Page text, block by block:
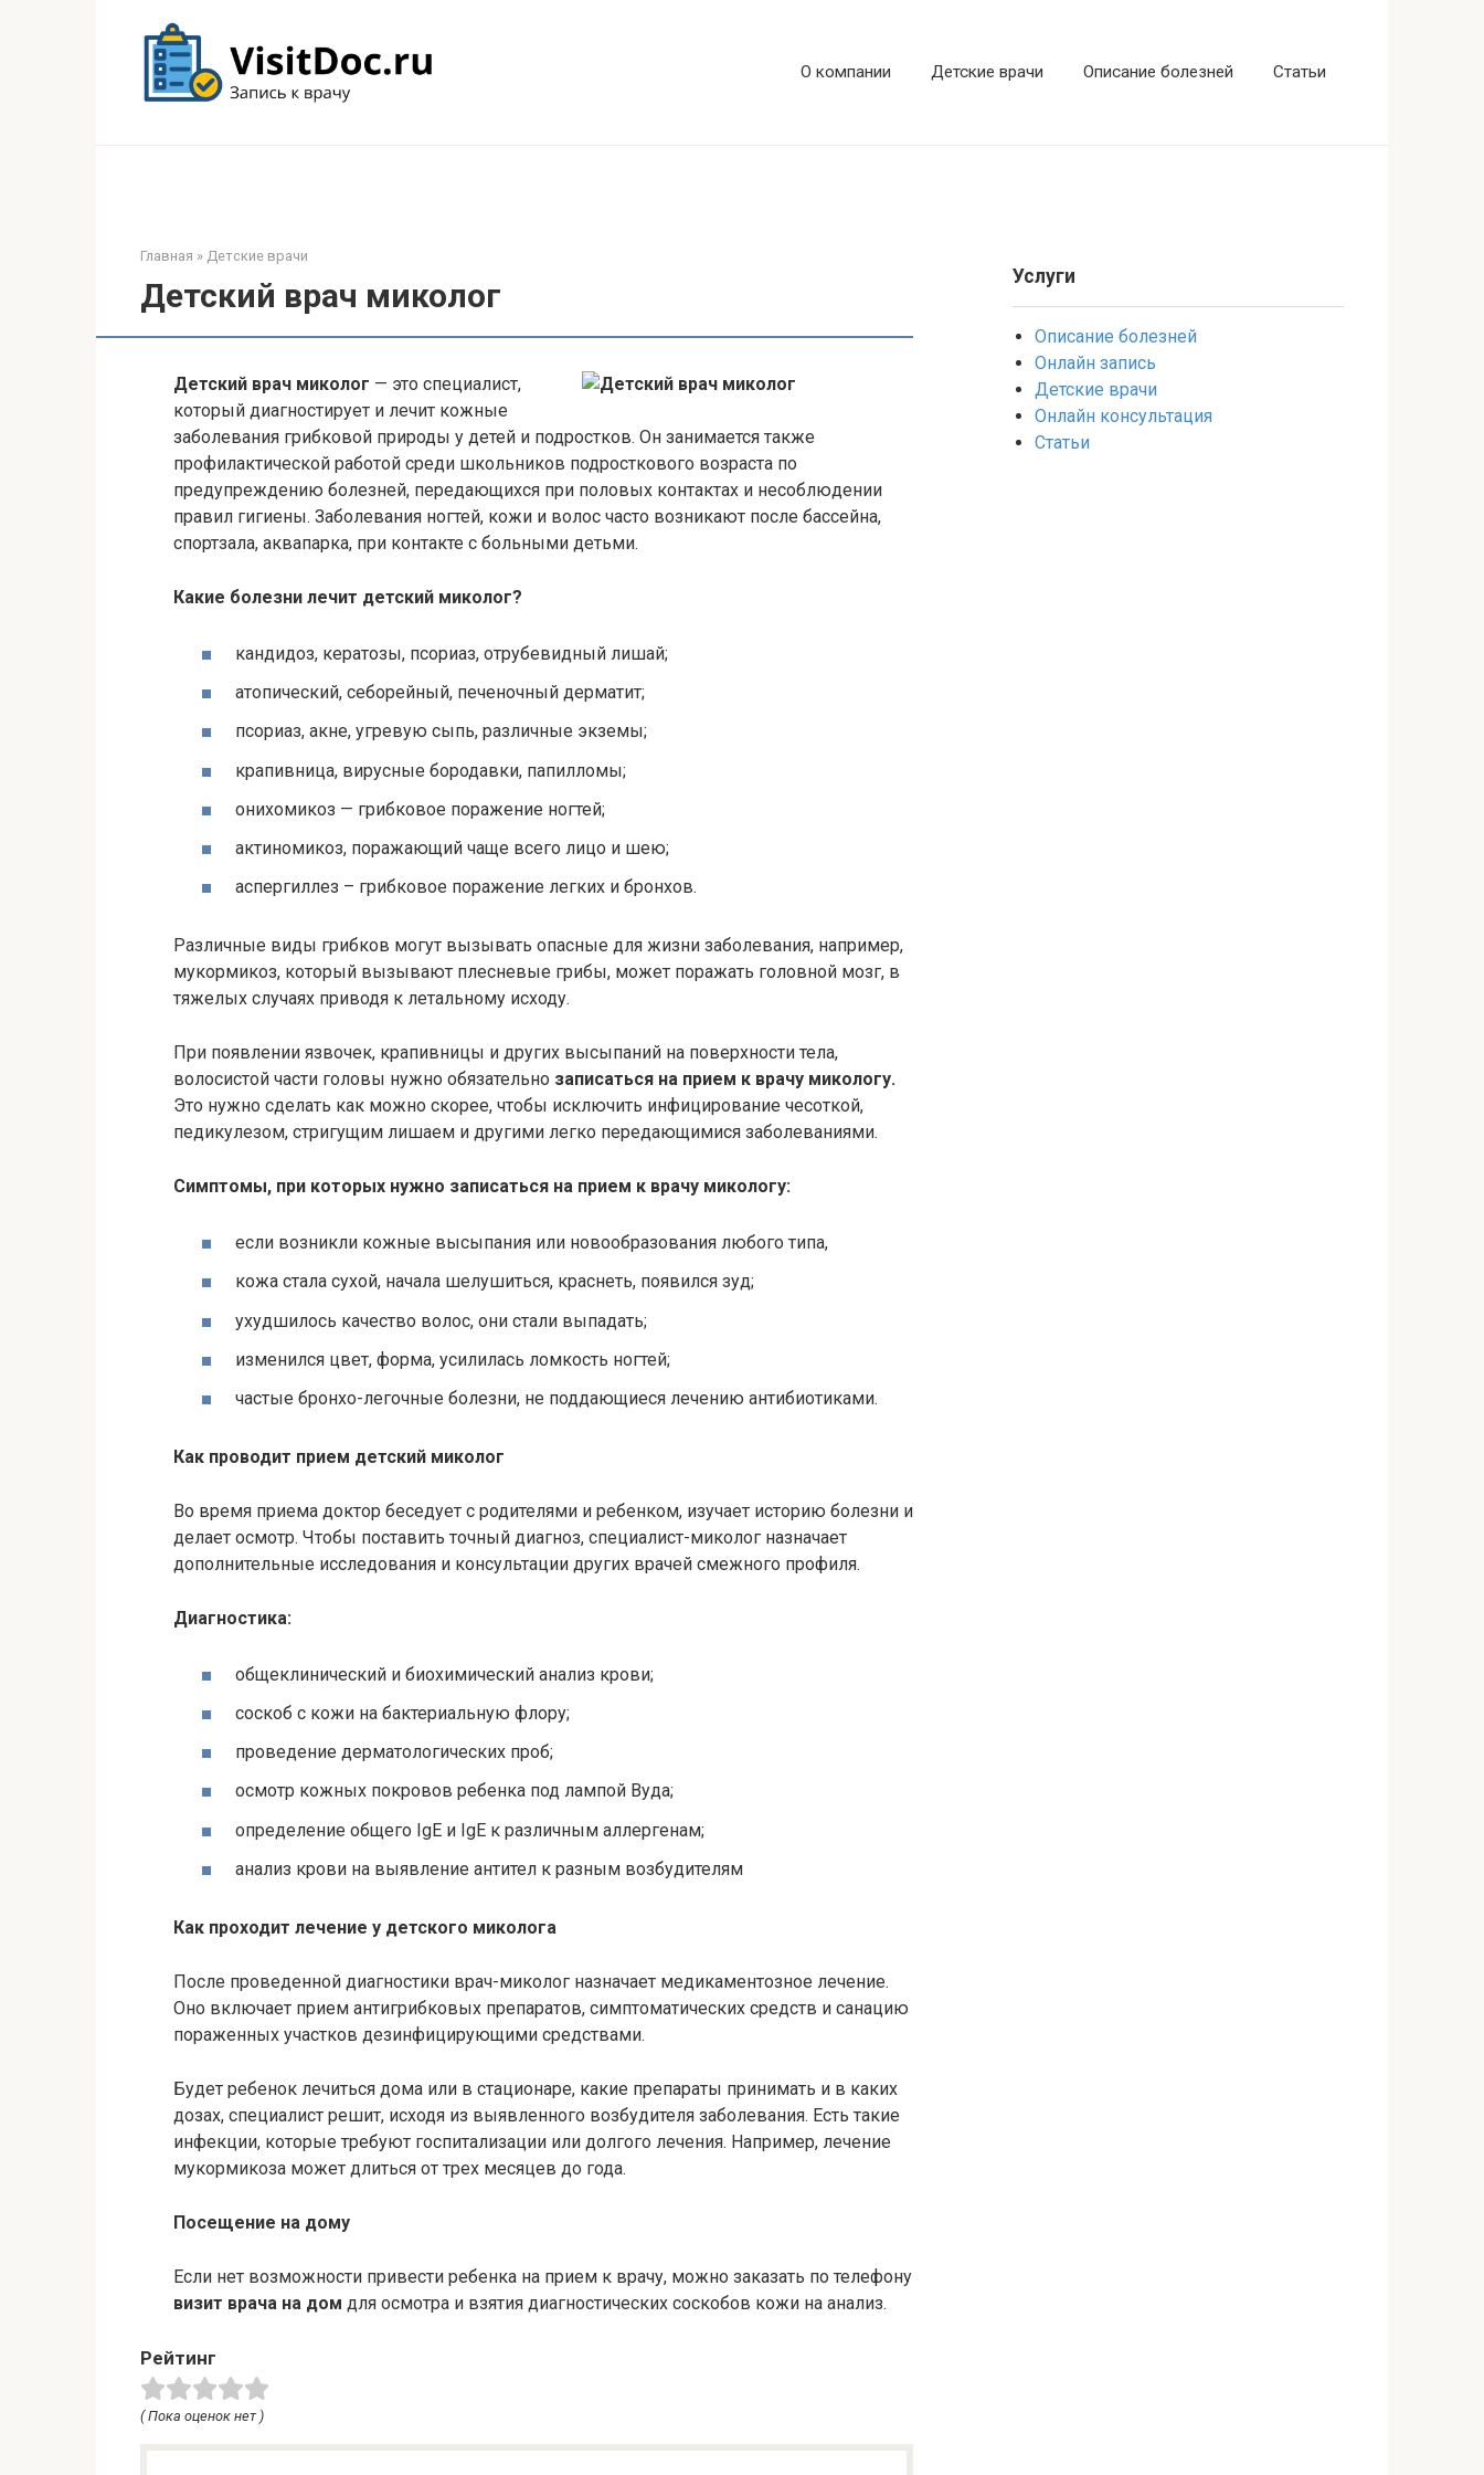
О компании Детские врачи Описание болезней Статьи
Главная » Детские врачи
Детский врач миколог
Детский врач миколог — это специалист,
который диагностирует и лечит кожные
заболевания грибковой природы у детей и подростков. Он занимается также
профилактической работой среди школьников подросткового возраста по
предупреждению болезней, передающихся при половых контактах и несоблюдении
правил гигиены. Заболевания ногтей, кожи и волос часто возникают после бассейна,
спортзала, аквапарка, при контакте с больными детьми.
Какие болезни лечит детский миколог?
кандидоз, кератозы, псориаз, отрубевидный лишай;
атопический, себорейный, печеночный дерматит;
псориаз, акне, угревую сыпь, различные экземы;
крапивница, вирусные бородавки, папилломы;
онихомикоз — грибковое поражение ногтей;
актиномикоз, поражающий чаще всего лицо и шею;
аспергиллез – грибковое поражение легких и бронхов.
Различные виды грибков могут вызывать опасные для жизни заболевания, например,
мукормикоз, который вызывают плесневые грибы, может поражать головной мозг, в
тяжелых случаях приводя к летальному исходу.
При появлении язвочек, крапивницы и других высыпаний на поверхности тела,
волосистой части головы нужно обязательно записаться на прием к врачу микологу.
Это нужно сделать как можно скорее, чтобы исключить инфицирование чесоткой,
педикулезом, стригущим лишаем и другими легко передающимися заболеваниями.
Симптомы, при которых нужно записаться на прием к врачу микологу:
если возникли кожные высыпания или новообразования любого типа,
кожа стала сухой, начала шелушиться, краснеть, появился зуд;
ухудшилось качество волос, они стали выпадать;
изменился цвет, форма, усилилась ломкость ногтей;
частые бронхо-легочные болезни, не поддающиеся лечению антибиотиками.
Как проводит прием детский миколог
Во время приема доктор беседует с родителями и ребенком, изучает историю болезни и
делает осмотр. Чтобы поставить точный диагноз, специалист-миколог назначает
дополнительные исследования и консультации других врачей смежного профиля.
Диагностика:
общеклинический и биохимический анализ крови;
соскоб с кожи на бактериальную флору;
проведение дерматологических проб;
осмотр кожных покровов ребенка под лампой Вуда;
определение общего IgE и IgE к различным аллергенам;
анализ крови на выявление антител к разным возбудителям
Как проходит лечение у детского миколога
После проведенной диагностики врач-миколог назначает медикаментозное лечение.
Оно включает прием антигрибковых препаратов, симптоматических средств и санацию
пораженных участков дезинфицирующими средствами.
Будет ребенок лечиться дома или в стационаре, какие препараты принимать и в каких
дозах, специалист решит, исходя из выявленного возбудителя заболевания. Есть такие
инфекции, которые требуют госпитализации или долгого лечения. Например, лечение
мукормикоза может длиться от трех месяцев до года.
Посещение на дому
Если нет возможности привести ребенка на прием к врачу, можно заказать по телефону
визит врача на дом для осмотра и взятия диагностических соскобов кожи на анализ.
Рейтинг
( Пока оценок нет )
Услуги
Описание болезней
Онлайн запись
Детские врачи
Онлайн консультация
Статьи